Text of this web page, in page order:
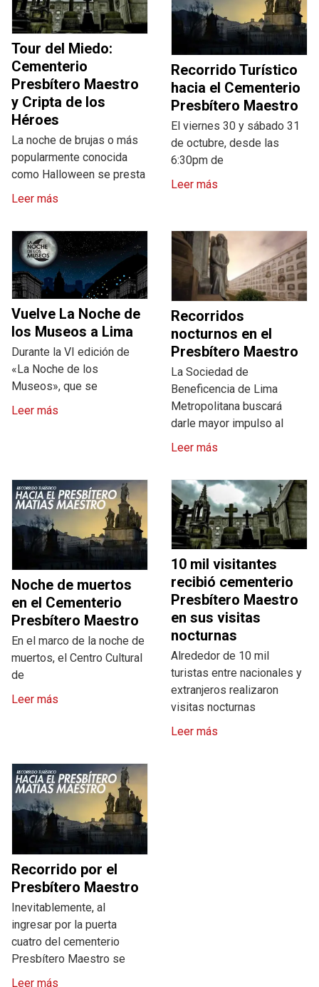
Tour del Miedo:
Cementerio
Presbítero Maestro
y Cripta de los
Héroes
La noche de brujas o más
popularmente conocida
como Halloween se presta
Leer más
Recorrido Turístico
hacia el Cementerio
Presbítero Maestro
El viernes 30 y sábado 31
de octubre, desde las
6:30pm de
Leer más
Vuelve La Noche de
los Museos a Lima
Durante la VI edición de
«La Noche de los
Museos», que se
Leer más
Recorridos
nocturnos en el
Presbítero Maestro
La Sociedad de
Beneficencia de Lima
Metropolitana buscará
darle mayor impulso al
Leer más
Noche de muertos
en el Cementerio
Presbítero Maestro
En el marco de la noche de
muertos, el Centro Cultural
de
Leer más
10 mil visitantes
recibió cementerio
Presbítero Maestro
en sus visitas
nocturnas
Alrededor de 10 mil
turistas entre nacionales y
extranjeros realizaron
visitas nocturnas
Leer más
Recorrido por el
Presbítero Maestro
Inevitablemente, al
ingresar por la puerta
cuatro del cementerio
Presbítero Maestro se
Leer más